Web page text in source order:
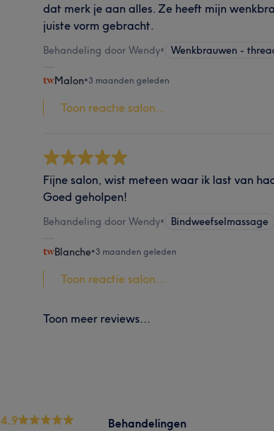
dat merk je aan alles. Ze heeft mijn
juiste vorm gebracht.
Behandeling door Wendy• Wenkbrauwen -
Malon•3 maanden geleden
Toon reactie salon...
Fijne salon, wist meteen waar ik last van
Goed geholpen!
Behandeling door Wendy• Bindweefselmassage
Blanche•3 maanden geleden
Toon reactie salon...
Toon meer reviews...
4.9 Behandelingen